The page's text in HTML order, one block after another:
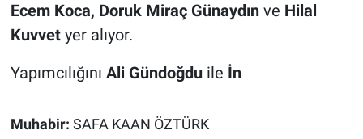
Ecem Koca, Doruk Miraç Günaydınve Hilal
Kuvvetyer alıyor.
Yapımcılığını Ali Gündoğduile İn
Muhabir: SAFA KAAN ÖZTÜRK